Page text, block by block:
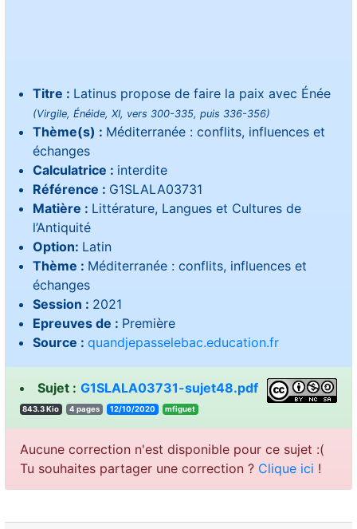
Titre : Latinus propose de faire la paix avec Énée
(Virgile, Énéide, XI, vers 300-335, puis 336-356)
Thème(s) : Méditerranée : conflits, influences et
échanges
Calculatrice : interdite
Référence : G1SLALA03731
Matière : Littérature, Langues et Cultures de
l’Antiquité
Option: Latin
Thème : Méditerranée : conflits, influences et
échanges
Session : 2021
Epreuves de : Première
Source : quandjepasselebac.education.fr
Sujet : G1SLALA03731-sujet48.pdf
843.3 Kio 4 pages 12/10/2020 teugifm
Aucune correction n'est disponible pour ce sujet :(
Tu souhaites partager une correction ? Clique ici !